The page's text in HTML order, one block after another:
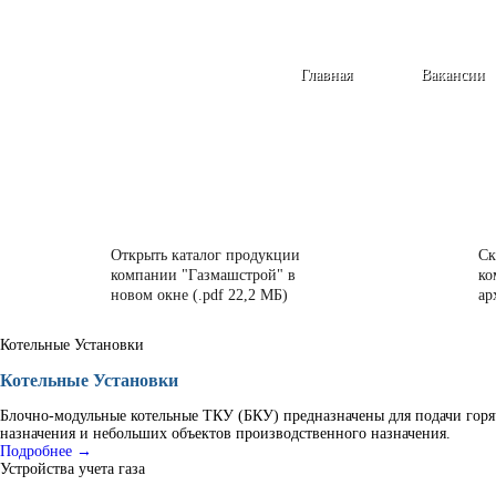
Вакансии
Главная
Открыть каталог продукции
компании "Газмашстрой" в
новом окне (.pdf 22,2 МБ)
Котельные Установки
Котельные Установки
Блочно-модульные котельные ТКУ (БКУ) предназначены для подачи
назначения и небольших объектов производственного назначения.
Подробнее →
Устройства учета газа